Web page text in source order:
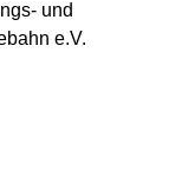
und
e.V.